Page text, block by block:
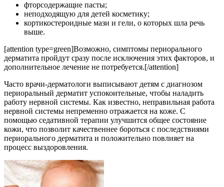
фторсодержащие пасты;
неподходящую для детей косметику;
кортикостероидные мази и гели, о которых шла речь
выше.
[attention type=green]Возможно, симптомы периорального
дерматита пройдут сразу после исключения этих факторов, и
дополнительное лечение не потребуется.[/attention]
Часто врачи-дерматологи выписывают детям с диагнозом
периоральный дерматит успокоительные, чтобы наладить
работу нервной системы. Как известно, неправильная работа
нервной системы непременно отражается на коже. С
помощью седативной терапии улучшится общее состояние
кожи, что позволит качественнее бороться с последствиями
периорального дерматита и положительно повлияет на
процесс выздоровления.